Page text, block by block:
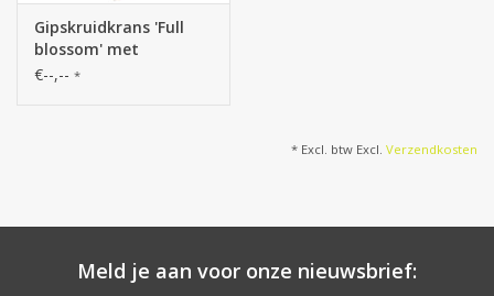
Gipskruidkrans 'Full
blossom' met
bloemetjes en knopjes,
€--,-- *
* Excl. btw Excl. Verzendkosten
Meld je aan voor onze nieuwsbrief: